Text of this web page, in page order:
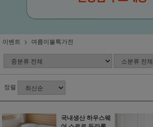
이벤트 여름이불특가전
정렬
국내생산 하우스웨